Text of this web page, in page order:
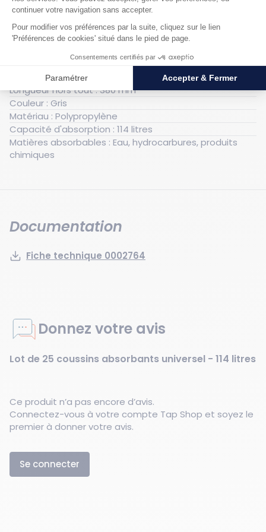
Caractéristiques techniques
Générales
Largeur hors tout : 230 mm
Longueur hors tout : 380 mm
Couleur : Gris
Matériau : Polypropylène
Capacité d'absorption : 114 litres
Matières absorbables : Eau, hydrocarbures, produits
chimiques
Documentation
Fiche technique 0002764
Donnez votre avis
Lot de 25 coussins absorbants universel - 114 litres
Ce produit n’a pas encore d’avis.
Connectez-vous à votre compte Tap Shop et soyez le
premier à donner votre avis.
Se connecter